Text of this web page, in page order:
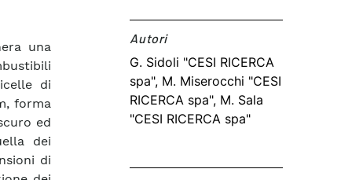
una
di
forma
ed
dei
di
Autori​
G. Sidoli "CESI RICERCA
spa", M. Miserocchi "CESI
RICERCA spa", M. Sala
"CESI RICERCA spa"